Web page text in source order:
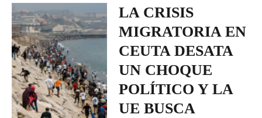
LA CRISIS
MIGRATORIA EN
CEUTA DESATA
UN CHOQUE
POLÍTICO Y LA
UE BUSCA